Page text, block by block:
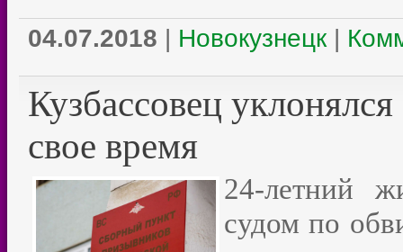
04.07.2018 | Новокузнецк |
Кузбассовец
свое время
24-летний
судом по